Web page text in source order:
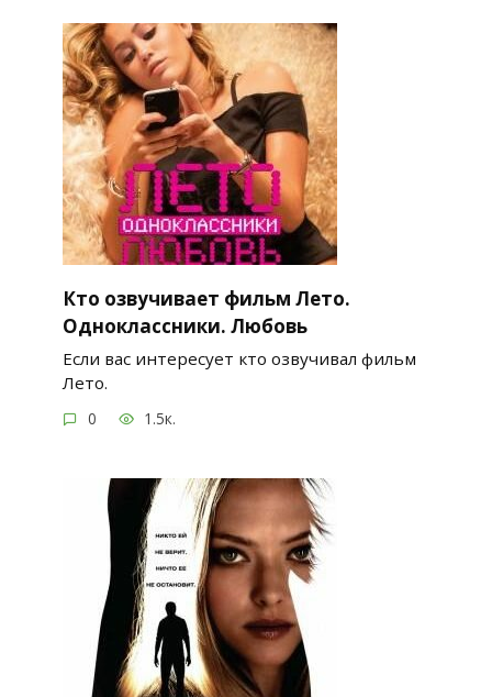
Кто озвучивает фильм Лето.
Одноклассники. Любовь
Если вас интересует кто озвучивал фильм
Лето.
0 1.5к.